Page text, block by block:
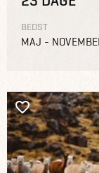
BEDST
MAJ -